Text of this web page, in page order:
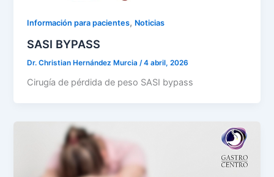
Información para pacientes, Noticias
SASI BYPASS
Dr. Christian Hernández Murcia /4 abril, 2026
Cirugía de pérdida de peso SASI bypass